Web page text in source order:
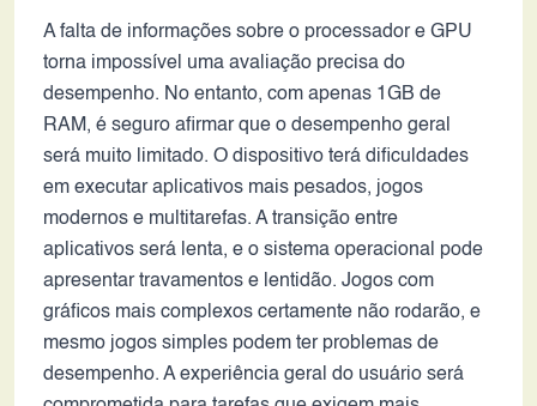
A falta de informações sobre o processador e GPU
torna impossível uma avaliação precisa do
desempenho. No entanto, com apenas 1GB de
RAM, é seguro afirmar que o desempenho geral
será muito limitado. O dispositivo terá dificuldades
em executar aplicativos mais pesados, jogos
modernos e multitarefas. A transição entre
aplicativos será lenta, e o sistema operacional pode
apresentar travamentos e lentidão. Jogos com
gráficos mais complexos certamente não rodarão, e
mesmo jogos simples podem ter problemas de
desempenho. A experiência geral do usuário será